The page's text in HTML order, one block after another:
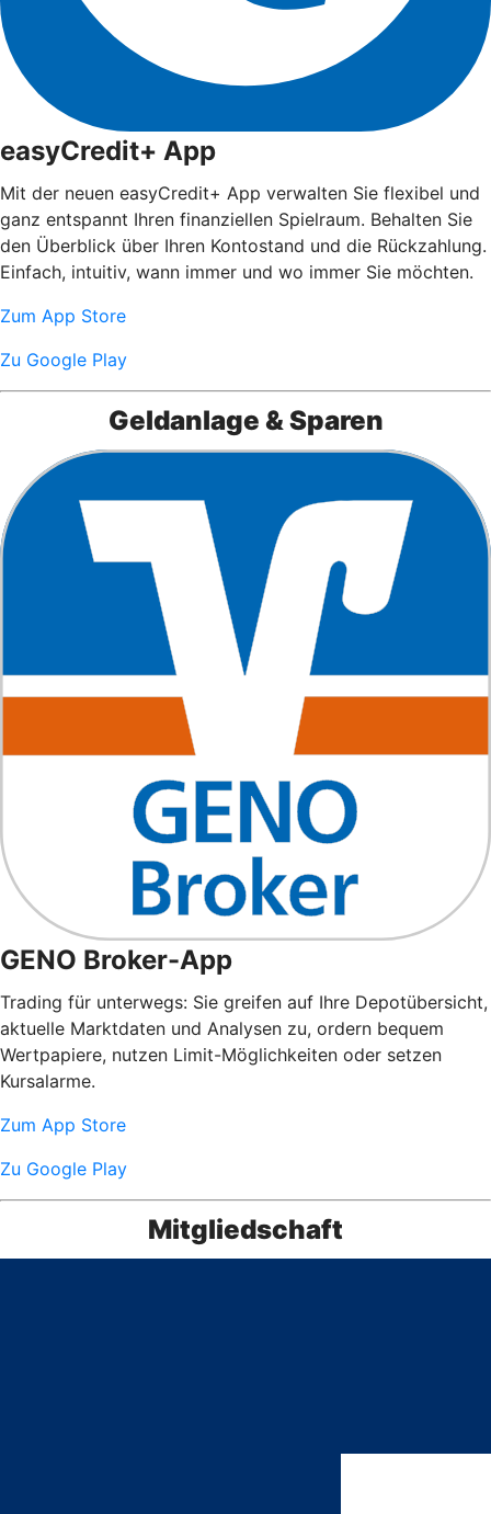
easyCredit+ App
Mit der neuen easyCredit+ App verwalten Sie flexibel und
ganz entspannt Ihren finanziellen Spielraum. Behalten Sie
den Überblick über Ihren Kontostand und die Rückzahlung.
Einfach, intuitiv, wann immer und wo immer Sie möchten.
Zum App Store
Zu Google Play
Geldanlage & Sparen
GENO Broker-App
Trading für unterwegs: Sie greifen auf Ihre Depotübersicht,
aktuelle Marktdaten und Analysen zu, ordern bequem
Wertpapiere, nutzen Limit-Möglichkeiten oder setzen
Kursalarme.
Zum App Store
Zu Google Play
Mitgliedschaft